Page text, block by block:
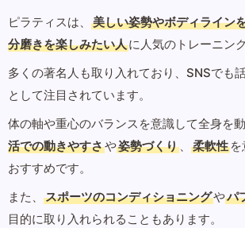
ピラティスは、 美しい姿勢やボディライン
分磨きを楽しみたい人に人気のトレーニング
多くの著名人も取り入れており、SNSでも
として注目されています。
体の軸や重心のバランスを意識して全身を動
活での動きやすさや姿勢づくり 、 柔軟性
おすすめです。
また、
スポーツのコンディショニングやパ
目的に取り入れられることもあります。